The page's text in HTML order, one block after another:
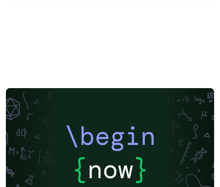
\begin
{now}